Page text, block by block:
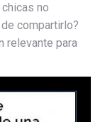
no
compartirlo?
relevante para